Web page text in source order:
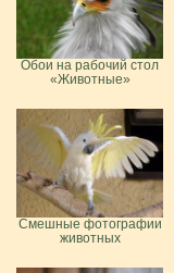
Обои на рабочий стол
«Животные»
Смешные фотографии
животных